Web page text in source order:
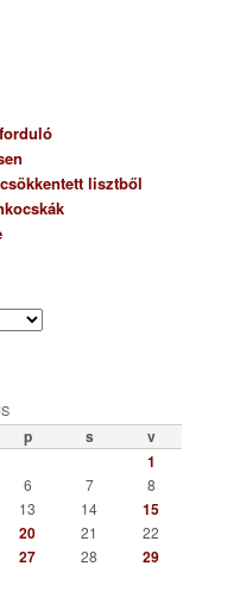
lisztből
p s v
1
6 7
8
13 14 15
20 21
22
27 28 29